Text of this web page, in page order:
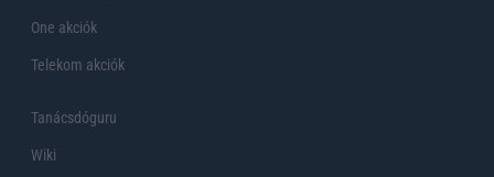
One akciók
Telekom akciók
Tanácsdóguru
Wiki